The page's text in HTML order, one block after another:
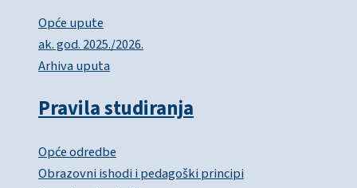
Opće upute
ak. god. 2025./2026.
Arhiva uputa
Pravila studiranja
Opće odredbe
Obrazovni ishodi i pedagoški principi